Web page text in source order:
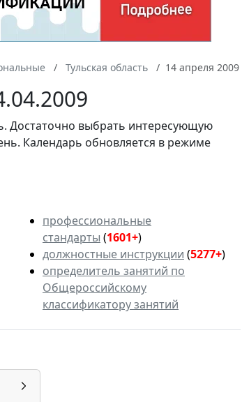
Тульская область 14 апреля 2009
Достаточно выбрать интересующую
Календарь обновляется в режиме
профессиональные
стандарты (1601+)
должностные инструкции (5277+)
определитель занятий по
Общероссийскому
классификатору занятий